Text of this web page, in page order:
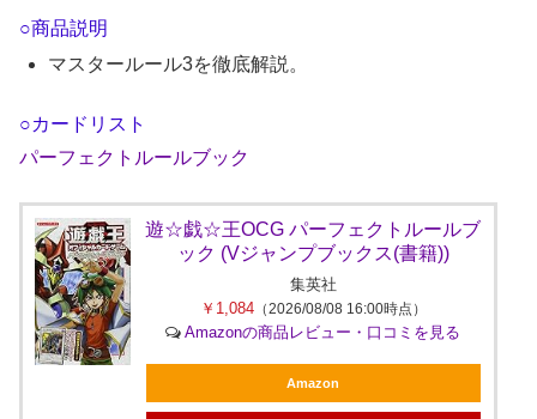
○商品説明
マスタールール3を徹底解説。
○カードリスト
パーフェクトルールブック
遊☆戯☆王OCG パーフェクトルールブ
ック (Vジャンプブックス(書籍))
集英社
￥1,084（2026/08/08 16:00時点）
Amazonの商品レビュー・口コミを見る
Amazon